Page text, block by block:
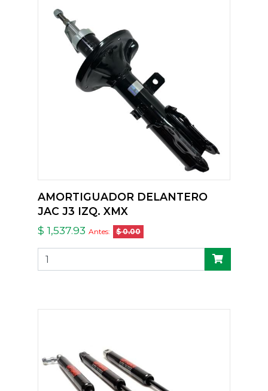
AMORTIGUADOR DELANTERO
JAC J3 IZQ. XMX
$ 1,537.93 Antes: $ 0.00